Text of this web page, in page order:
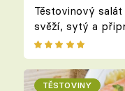
Těstovinový
svěží, sytý a
TĚSTOVINY